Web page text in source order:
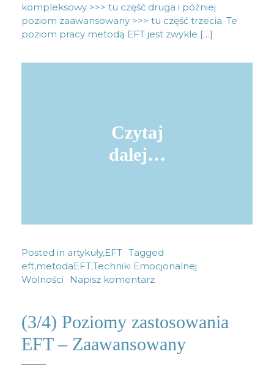
kompleksowy >>> tu część druga i później
poziom zaawansowany >>> tu część trzecia. Te
poziom pracy metodą EFT jest zwykle […]
Czytaj
dalej…
Posted in artykuły,EFT Tagged
eft,metodaEFT,Techniki Emocjonalnej
Wolności
Napisz komentarz
(3/4) Poziomy zastosowania
EFT – Zaawansowany